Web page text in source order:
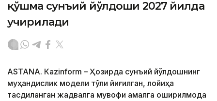
қўшма сунъий йўлдоши 2027 йилда
учирилади
ASTANА. Кazinform – Ҳозирда сунъий йўлдошнинг
муҳандислик модели тўлиқ йиғилган, лойиҳа
тасдиқланган жадвалга мувофиқ амалга оширилмоқда